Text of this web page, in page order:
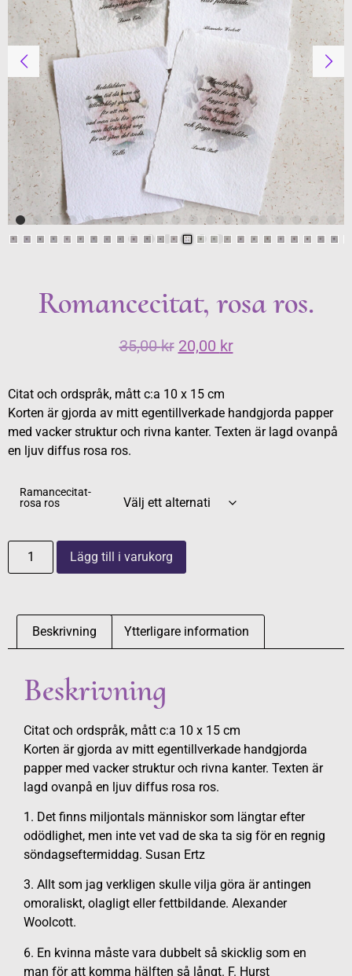
Romancecitat, rosa ros.
35,00kr 20,00 kr
Citat och ordspråk, mått c:a 10 x 15 cm
Korten är gjorda av mitt egentillverkade handgjorda papper
med vacker struktur och rivna kanter. Texten är lagd ovanpå
en ljuv diffus rosa ros.
Ramancecitat-
rosa ros
Lägg till i varukorg
Beskrivning Ytterligare information
Beskrivning
Citat och ordspråk, mått c:a 10 x 15 cm
Korten är gjorda av mitt egentillverkade handgjorda
papper med vacker struktur och rivna kanter. Texten är
lagd ovanpå en ljuv diffus rosa ros.
1. Det finns miljontals människor som längtar efter
odödlighet, men inte vet vad de ska ta sig för en regnig
söndagseftermiddag. Susan Ertz
3. Allt som jag verkligen skulle vilja göra är antingen
omoraliskt, olagligt eller fettbildande. Alexander
Woolcott.
6. En kvinna måste vara dubbelt så skicklig som en
man för att komma hälften så långt. F. Hurst